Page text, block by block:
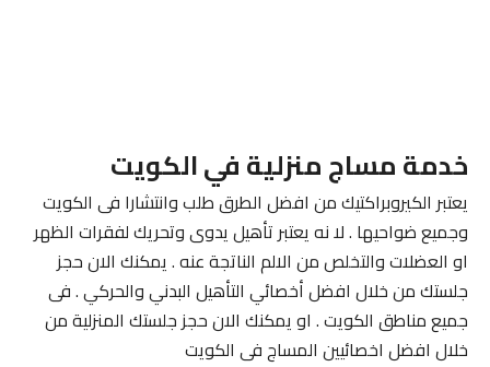
خدمة مساج منزلية في الكويت
يعتبر الكيروبراكتيك من افضل الطرق طلب وانتشارا فى الكويت
وجميع ضواحيها . لا نه يعتبر تأهيل يدوى وتحريك لفقرات الظهر
او العضلات والتخلص من الالم الناتجة عنه . يمكنك الان حجز
جلستك من خلال افضل أخصائي التأهيل البدني والحركي . فى
جميع مناطق الكويت . او يمكنك الان حجز جلستك المنزلية من
خلال افضل اخصائيين المساج فى الكويت